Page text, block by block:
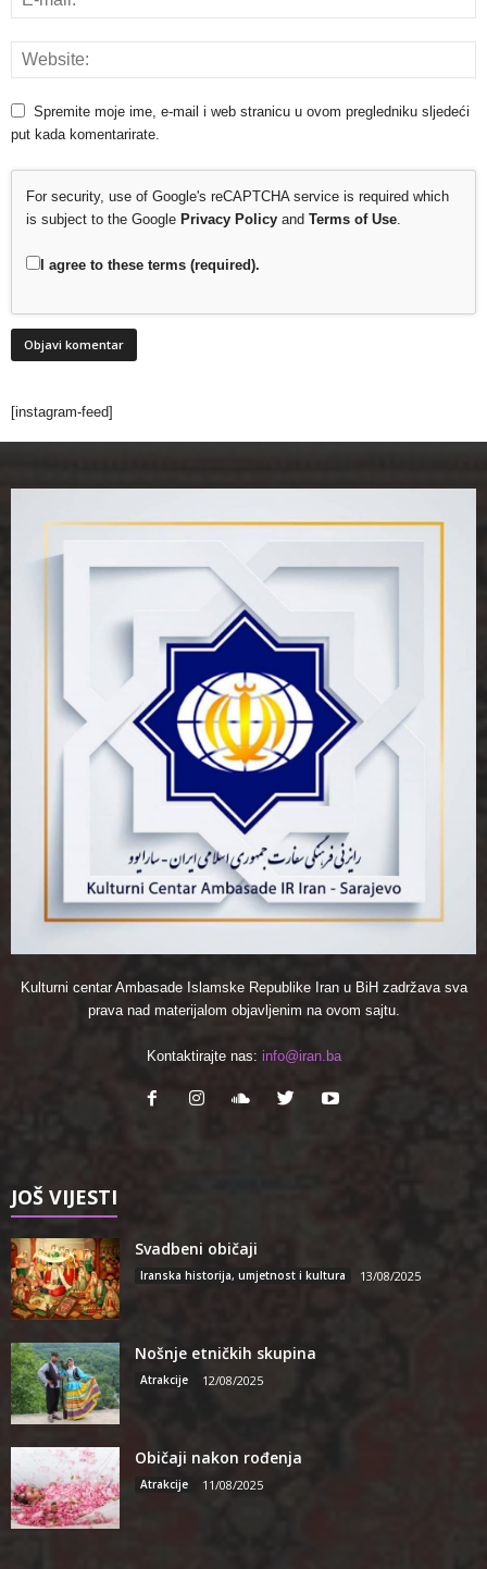
Spremite moje ime, e-mail i web stranicu u ovom pregledniku sljedeći
put kada komentarirate.
For security, use of Google's reCAPTCHA service is required which
is subject to the Google Privacy Policy and Terms of Use
I agree to these terms (required).
[instagram-feed]
Kulturni centar Ambasade Islamske Republike Iran u BiH zadržava sva
prava nad materijalom objavljenim na ovom sajtu.
Kontaktirajte nas: info@iran.ba
JOŠ VIJESTI
Svadbeni običaji
Iranska historija, umjetnost i kultura 13/08/2025
Nošnje etničkih skupina
Atrakcije 12/08/2025
Običaji nakon rođenja
Atrakcije 11/08/2025